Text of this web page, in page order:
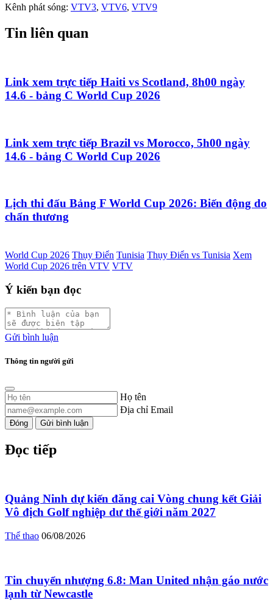
Kênh phát sóng: VTV3, VTV6, VTV9
Tin liên quan
Link xem trực tiếp Haiti vs Scotland, 8h00 ngày
14.6 - bảng C World Cup 2026
Link xem trực tiếp Brazil vs Morocco, 5h00 ngày
14.6 - bảng C World Cup 2026
Lịch thi đấu Bảng F World Cup 2026: Biến động do
chấn thương
World Cup 2026 Thụy Điển Tunisia Thụy Điển vs Tunisia Xem
World Cup 2026 trên VTV VTV
Ý kiến bạn đọc
Gửi bình luận
Thông tin người gửi
Họ tên
Địa chỉ Email
Đóng Gửi bình luận
Đọc tiếp
Quảng Ninh dự kiến đăng cai Vòng chung kết Giải
Vô địch Golf nghiệp dư thế giới năm 2027
Thể thao 06/08/2026
Tin chuyển nhượng 6.8: Man United nhận gáo nước
lạnh từ Newcastle